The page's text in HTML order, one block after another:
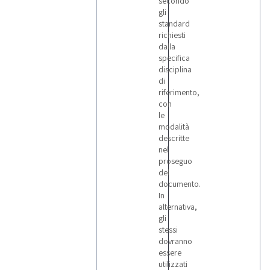
gli
standard
richiesti
dalla
specifica
disciplina
di
riferimento,
con
le
modalità
descritte
nel
proseguo
del
documento.
In
alternativa,
gli
stessi
dovranno
essere
utilizzati